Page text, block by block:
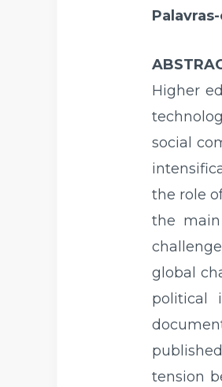
Higher
social
the role
the
global
political
tension